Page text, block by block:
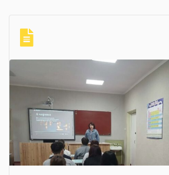
години, під час яких студенти
віртуальну подорож до музею
кожен зміг побачити
філігранність витинанок,